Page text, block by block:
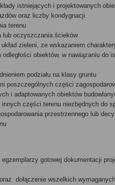
istniejących i projektowanych
oraz liczby kondygnacji
terenu
lub oczyszczania ścieków
zieleni, ze wskazaniem
obiektów, w nawiązaniu do
podziału na klasy gruntu
poszczególnych części
i adaptowanych obiektów
części terenu niezbędnych do
przestrzennego lub
gotowej dokumentacji
dołączenie wszelkich